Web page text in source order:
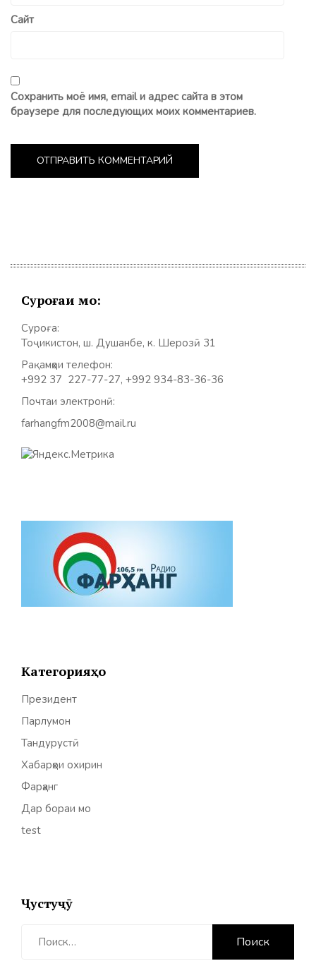
Сайт
Сохранить моё имя, email и адрес сайта в этом
браузере для последующих моих комментариев.
Суроғаи мо:
Суроға:
Тоҷикистон, ш. Душанбе, к. Шерозӣ 31
Рақамҳои телефон:
+992 37 227-77-27, +992 934-83-36-36
Почтаи электронӣ:
farhangfm2008@mail.ru
Категорияҳо
Президент
Парлумон
Тандурустӣ
Хабарҳои охирин
Фарҳанг
Дар бораи мо
test
Ҷустуҷӯ